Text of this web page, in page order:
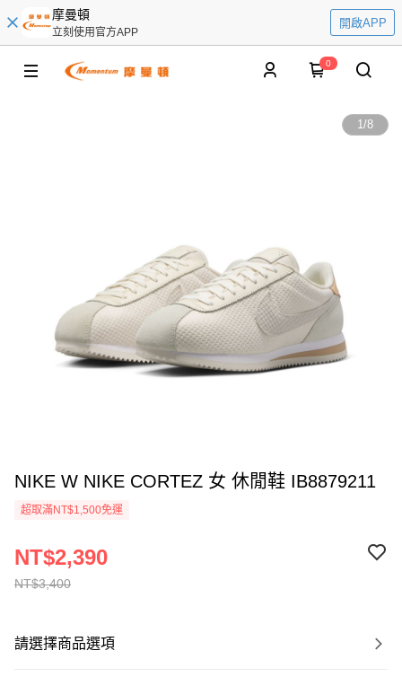
摩曼頓
立刻使用官方APP
開啟APP
0
1/8
NIKE W NIKE CORTEZ 女 休閒鞋 IB8879211
超取滿NT$1,500免運
NT$3,400
NT$2,390
請選擇商品選項